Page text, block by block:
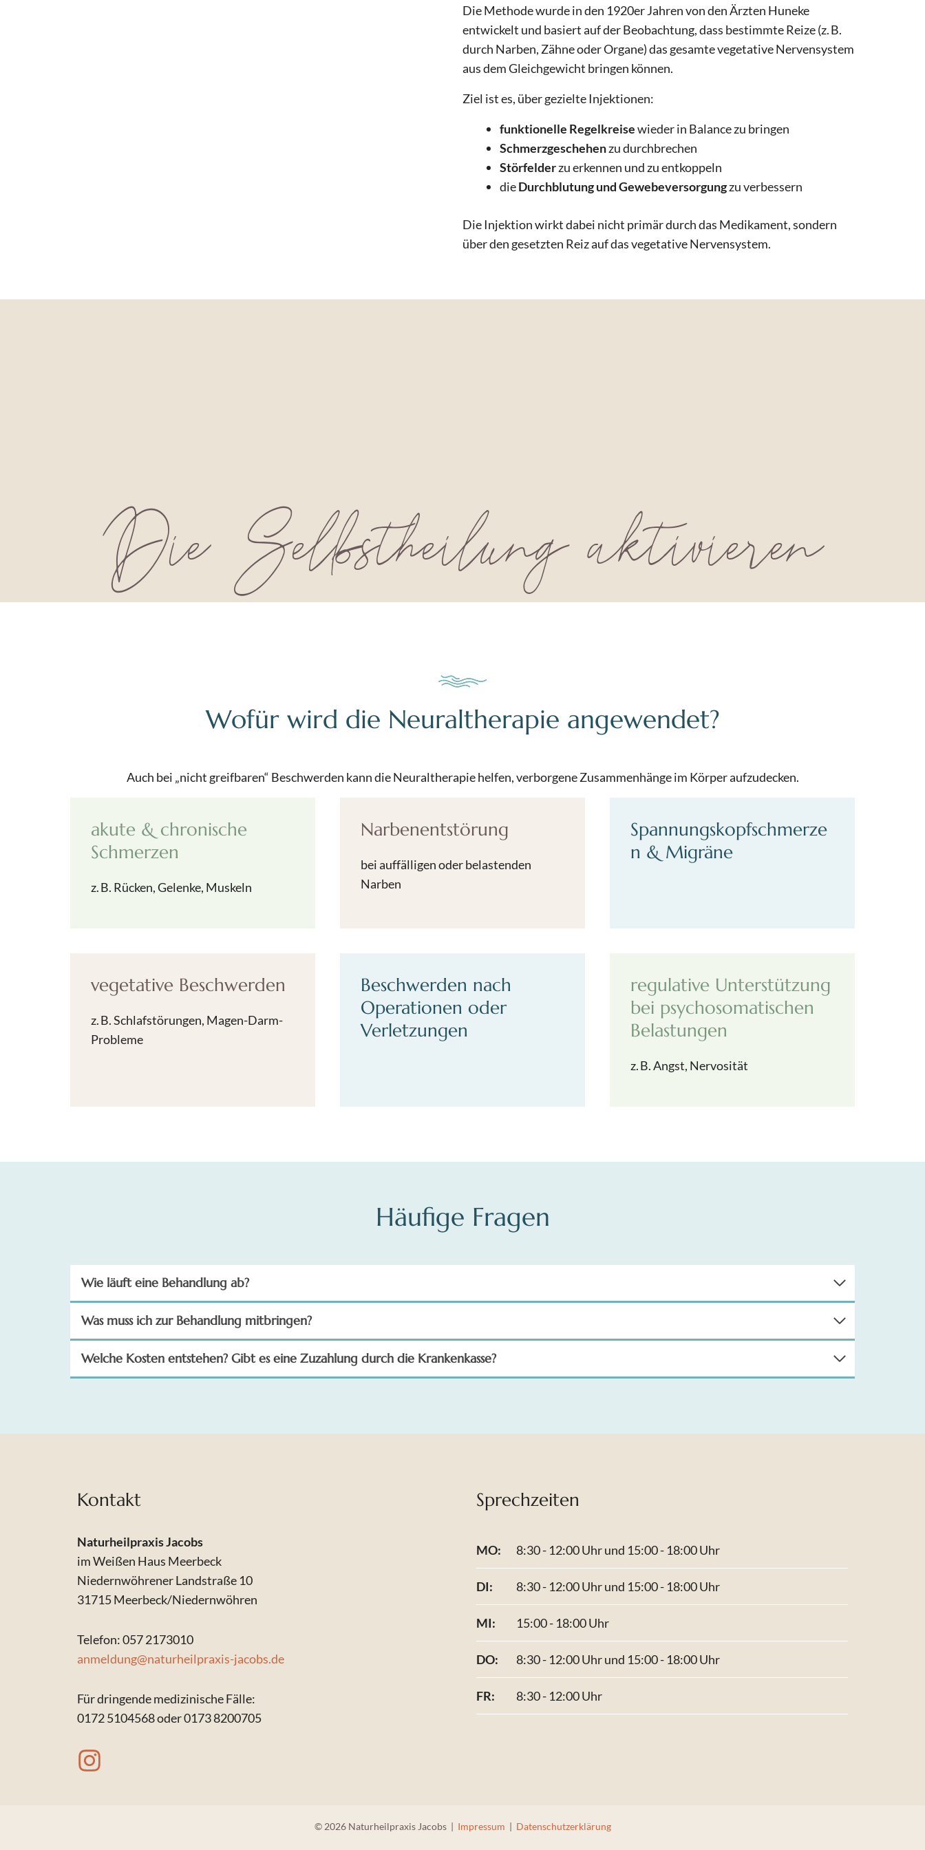
Die Methode wurde in den 1920er Jahren von den Ärzten Huneke
entwickelt und basiert auf der Beobachtung, dass bestimmte Reize (z. B.
durch Narben, Zähne oder Organe) das gesamte vegetative Nervensystem
aus dem Gleichgewicht bringen können.
Ziel ist es, über gezielte Injektionen:
funktionelle Regelkreisewieder in Balance zu bringen
Schmerzgeschehenzu durchbrechen
Störfelderzu erkennen und zu entkoppeln
dieDurchblutung und Gewebeversorgungzu verbessern
Die Injektion wirkt dabei nicht primär durch das Medikament, sondern
über den gesetzten Reiz auf das vegetative Nervensystem.
Die Selbstheilung aktivieren
Wofür wird die Neuraltherapie angewendet?
Auch bei „nicht greifbaren“ Beschwerden kann die Neuraltherapie helfen, verborgene Zusammenhänge im Körper aufzudecken.
akute & chronische
Schmerzen
z. B. Rücken, Gelenke, Muskeln
Narbenentstörung
bei auffälligen oder belastenden
Narben
Spannungskopfschmerze
n & Migräne
vegetative Beschwerden
z. B. Schlafstörungen, Magen-Darm-
Probleme
Beschwerden nach
Operationen oder
Verletzungen
regulative Unterstützung
bei psychosomatischen
Belastungen
z. B. Angst, Nervosität
Häufige Fragen
Wie läuft eine Behandlung ab?
Was muss ich zur Behandlung mitbringen?
Welche Kosten entstehen? Gibt es eine Zuzahlung durch die Krankenkasse?
Kontakt
Naturheilpraxis Jacobs
im Weißen Haus Meerbeck
Niedernwöhrener Landstraße 10
31715 Meerbeck/Niedernwöhren
Telefon: 057 2173010
anmeldung@naturheilpraxis-jacobs.de
Für dringende medizinische Fälle:
0172 5104568 oder 0173 8200705
Sprechzeiten
MO: 8:30 - 12:00 Uhr und 15:00 - 18:00 Uhr
DI: 8:30 - 12:00 Uhr und 15:00 - 18:00 Uhr
MI: 15:00 - 18:00 Uhr
DO: 8:30 - 12:00 Uhr und 15:00 - 18:00 Uhr
FR: 8:30 - 12:00 Uhr
© 2026 Naturheilpraxis Jacobs | Impressum | Datenschutzerklärung